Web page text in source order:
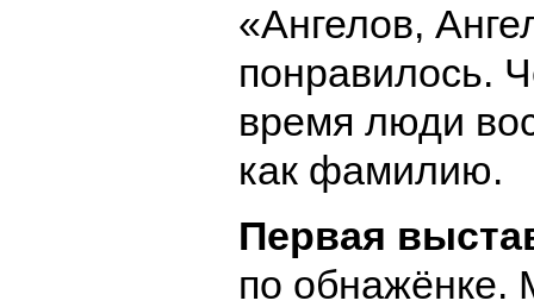
«Ангелов,
понравилось.
время люди
как фамилию.
Первая
по обнажёнке.